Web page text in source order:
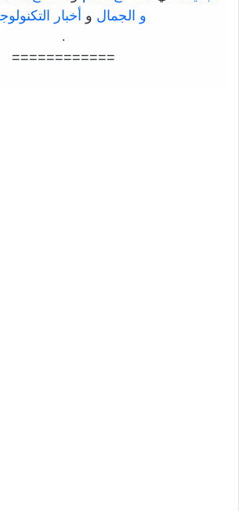
و الجمال و أخبار
.
============